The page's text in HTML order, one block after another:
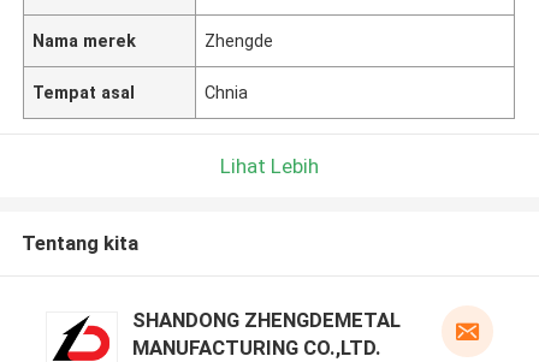
Nama merek Zhengde
Tempat asal Chnia
Lihat Lebih
Tentang kita
SHANDONG ZHENGDEMETAL
MANUFACTURING CO.,LTD.